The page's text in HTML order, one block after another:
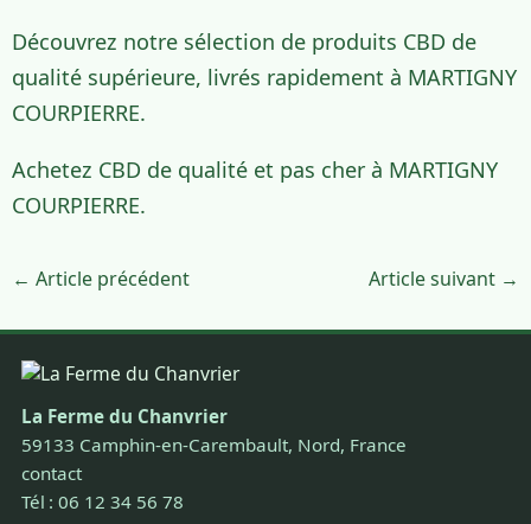
Découvrez notre sélection de produits CBD de
qualité supérieure, livrés rapidement à MARTIGNY
COURPIERRE.
Achetez CBD de qualité et pas cher à MARTIGNY
COURPIERRE.
← Article précédent Article suivant →
La Ferme du Chanvrier
59133 Camphin-en-Carembault, Nord, France
contact
Tél : 06 12 34 56 78